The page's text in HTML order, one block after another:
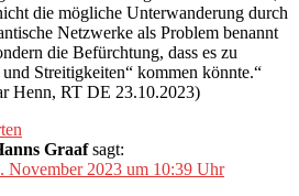
die mögliche Unterwanderung durch
Netzwerke als Problem benannt
die Befürchtung, dass es zu
und Streitigkeiten“ kommen könnte.“
Henn, RT DE 23.10.2023)
Graaf sagt:
November 2023 um 10:39 Uhr